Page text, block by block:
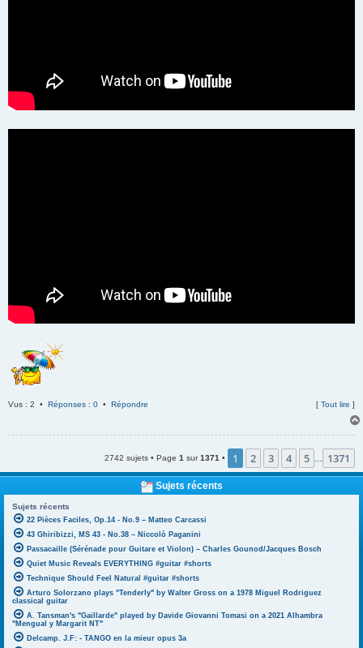
Vus : 2 • Réponses : 0 • Répondre [ Tout lire ]
2742 sujets • Page 1 sur1371 • 1 2 3 4 5 1371
Sujets récents
Sujets récents
22 Pièces Faciles, Op.14 - No.9 – Matteo Carcassi
43 Ghiribizzi, MS 43 - No.38 – Niccolò Paganini
Passacaille (Sérénade pour Guitare et Violon) – Charles Gounod/Jacques Bosch
Quiet Music Reveals EVERYTHING #guitar #shorts
Technique Should Feel Natural #guitar #shorts
Arturo Solorzano plays "Tenderly" by Walter Gross on a 1978 Miguel Rodriguez
classical guitar
A. Tansman's "Gaillarde" played by Davide Giovanni Tomasi on a 2021 Alhambra
"Mengual y Margarit NT"
Delcamp. J.F: - TANGO en la mieur opus 3a